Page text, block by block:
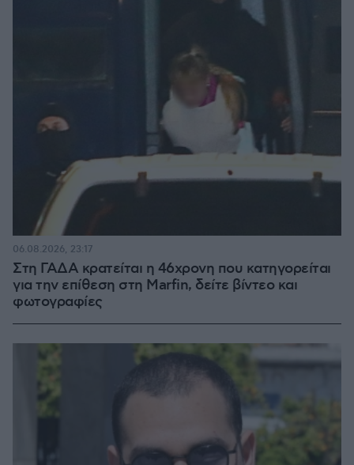
Στη ΓΑΔΑ κρατείται η 46χρονη που κατηγορείται
για την επίθεση στη Marfin, δείτε βίντεο και
φωτογραφίες
06.08.2026, 23:17